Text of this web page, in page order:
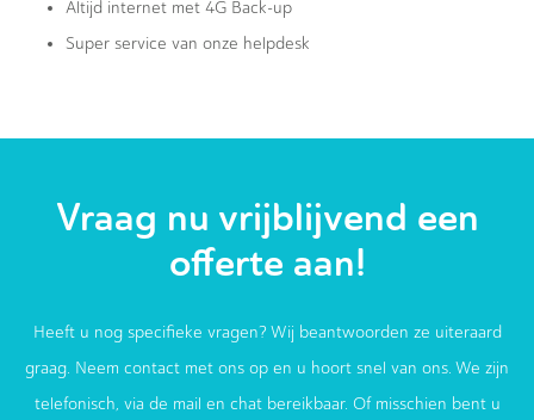
Altijd internet met 4G Back-up
Super service van onze helpdesk
Vraag nu vrijblijvend een
offerte aan!
Heeft u nog specifieke vragen? Wij beantwoorden ze uiteraard
graag. Neem contact met ons op en u hoort snel van ons. We zijn
telefonisch, via de mail en chat bereikbaar. Of misschien bent u